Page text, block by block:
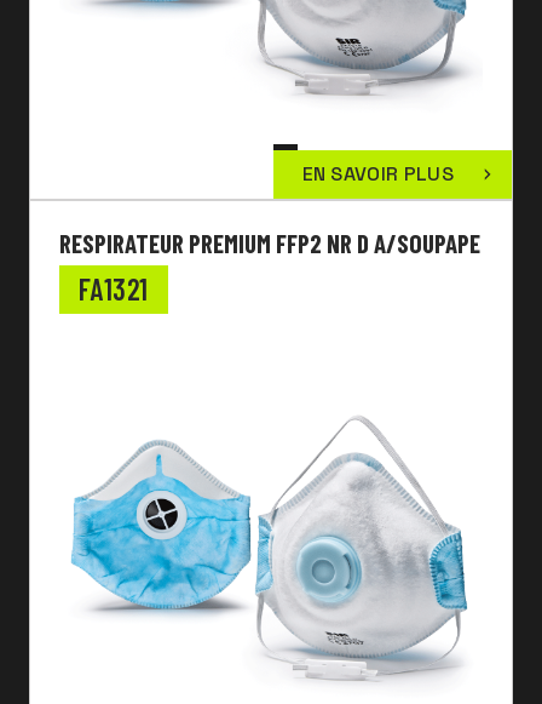
EN SAVOIR PLUS
RESPIRATEUR PREMIUM FFP2 NR D A/SOUPAPE
FA1321